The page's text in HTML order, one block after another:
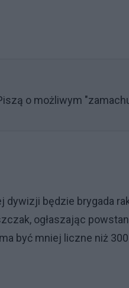
o możliwym
dywizji będzie brygada
ogłaszając
być mniej liczne niż